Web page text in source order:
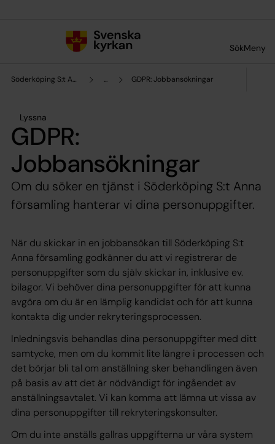
SökMeny
Söderköping S:t Anna församling ... GDPR: Jobbansökningar
Lyssna
GDPR:
Jobbansökningar
Om du söker en tjänst i Söderköping S:t Anna
församling hanterar vi dina personuppgifter.
När du skickar in en jobbansökan till Söderköping S:t
Anna församling godkänner du att vi registrerar de
personuppgifter som du själv skickar in, inklusive ev.
bilagor. Vi behöver dina personuppgifter för att kunna
avgöra om du är en lämplig kandidat och för att kunna
kontakta dig under rekryteringsprocessen.
Inledningsvis behandlas dina personuppgifter med ditt
samtycke, men om du kommit lite längre i processen och
det börjar bli tal om anställning sker behandlingen även
på basis av att det är nödvändigt för ingåendet av
anställningsavtalet. Vi kan komma att lämna ut vissa av
dina personuppgifter till rekryteringskonsulter.
Om du inte anställs gallras uppgifterna ur våra system